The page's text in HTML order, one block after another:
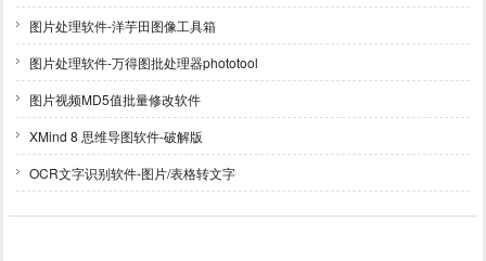
图片处理软件-洋芋田图像工具箱
图片处理软件-万得图批处理器phototool
图片视频MD5值批量修改软件
XMind 8 思维导图软件-破解版
OCR文字识别软件-图片/表格转文字